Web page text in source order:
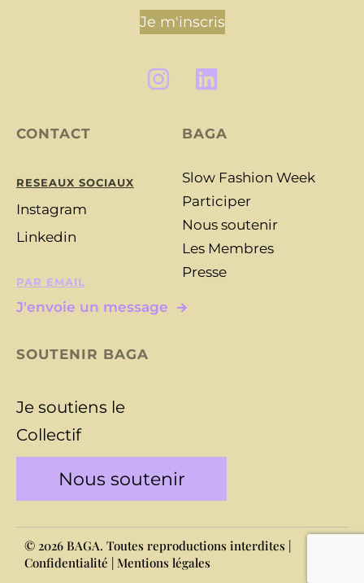
Je m'inscris
CONTACT
RESEAUX SOCIAUX
Instagram
Linkedin
PAR EMAIL
J'envoie un message
BAGA
Slow Fashion Week
Participer
Nous soutenir
Les Membres
Presse
SOUTENIR BAGA
Je soutiens le
Collectif
Nous soutenir
© 2026 BAGA. Toutes reproductions interdites |
Confidentialité Mentions légales